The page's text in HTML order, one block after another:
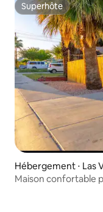
Superhôte
Superhôte
Hébergement ⋅ Las
Maison confortable